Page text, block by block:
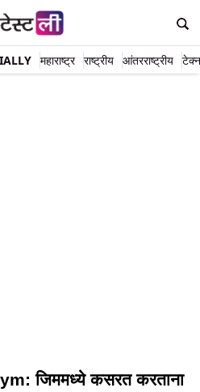
महाराष्ट्र राष्ट्रीय आंतरराष्ट्रीय
जिममध्ये कसरत करताना